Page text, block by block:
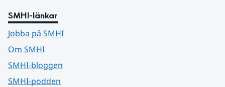
SMHI-länkar
Jobba på SMHI
Om SMHI
SMHI-bloggen
SMHI-podden